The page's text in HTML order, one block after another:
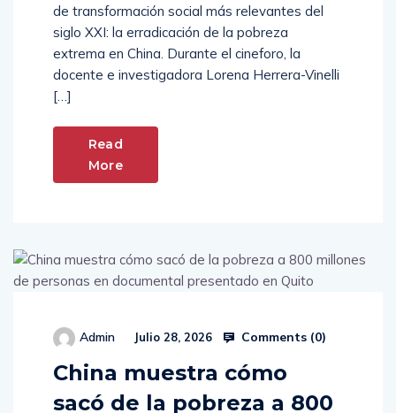
de transformación social más relevantes del
siglo XXI: la erradicación de la pobreza
extrema en China. Durante el cineforo, la
docente e investigadora Lorena Herrera-Vinelli
[…]
Read
More
Admin Julio 28, 2026 Comments (0)
China muestra cómo
sacó de la pobreza a 800